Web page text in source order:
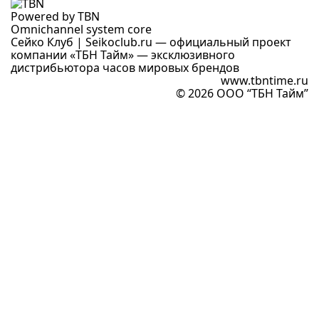
Powered by TBN
Omnichannel system core
Сейко Клуб | Seikoclub.ru — официальный проект
компании «ТБН Тайм» — эксклюзивного
дистрибьютора часов мировых брендов
www.tbntime.ru
© 2026 ООО “ТБН Тайм”